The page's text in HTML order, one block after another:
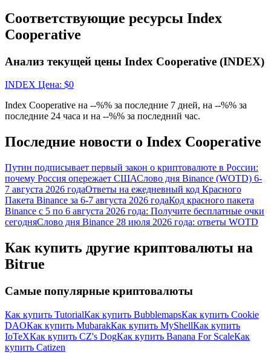
награда
Русский
Соответствующие ресурсы Index
Cooperative
Анализ текущей цены Index Cooperative (INDEX)
INDEX Цена: $0
Index Cooperative на --%% за последние 7 дней, на --%% за
последние 24 часа и на --%% за последний час.
Последние новости о Index Cooperative
Путин подписывает первый закон о криптовалюте в России:
почему Россия опережает СШАСлово дня Binance (WOTD) 6-
7 августа 2026 годаОтветы на ежедневный код Красного
Пакета Binance за 6-7 августа 2026 годаКод красного пакета
Binance с 5 по 6 августа 2026 года: Получите бесплатные очки
сегодняСлово дня Binance 28 июля 2026 года: ответы WOTD
Как купить другие криптовалюты на
Bitrue
Самые популярные криптовалюты
Как купить TutorialКак купить BubblemapsКак купить Cookie
DAOКак купить MubarakКак купить MyShellКак купить
IoTeXКак купить CZ's DogКак купить Banana For ScaleКак
купить Catizen